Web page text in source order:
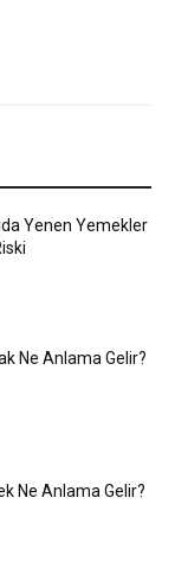
Yenen Yemekler
Ne Anlama Gelir?
Ne Anlama Gelir?